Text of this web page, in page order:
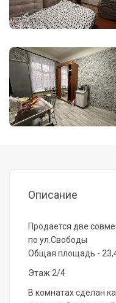
Описание
Продается две
по ул.Свободы
Общая площадь -
Этаж 2/4
В комнатах сделан